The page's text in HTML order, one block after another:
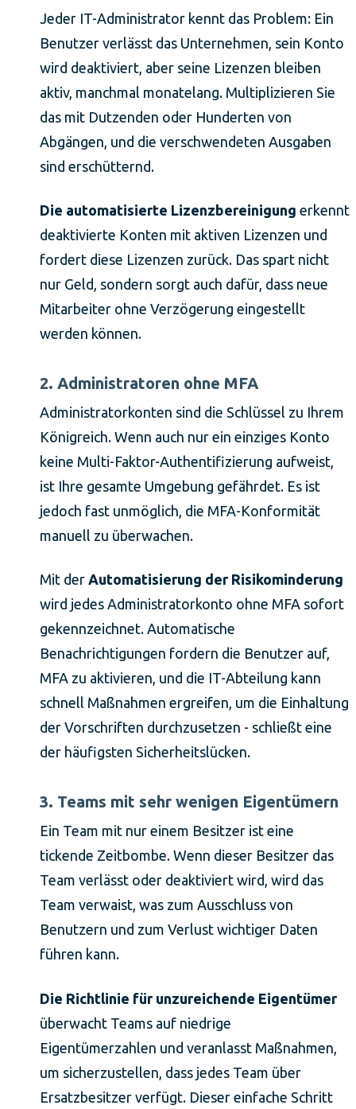
Jeder IT-Administrator kennt das Problem: Ein
Benutzer verlässt das Unternehmen, sein Konto
wird deaktiviert, aber seine Lizenzen bleiben
aktiv, manchmal monatelang. Multiplizieren Sie
das mit Dutzenden oder Hunderten von
Abgängen, und die verschwendeten Ausgaben
sind erschütternd.
Die automatisierte Lizenzbereinigung erkennt
deaktivierte Konten mit aktiven Lizenzen und
fordert diese Lizenzen zurück. Das spart nicht
nur Geld, sondern sorgt auch dafür, dass neue
Mitarbeiter ohne Verzögerung eingestellt
werden können.
2. Administratoren ohne MFA
Administratorkonten sind die Schlüssel zu Ihrem
Königreich. Wenn auch nur ein einziges Konto
keine Multi-Faktor-Authentifizierung aufweist,
ist Ihre gesamte Umgebung gefährdet. Es ist
jedoch fast unmöglich, die MFA-Konformität
manuell zu überwachen.
Mit der Automatisierung der Risikominderung
wird jedes Administratorkonto ohne MFA sofort
gekennzeichnet. Automatische
Benachrichtigungen fordern die Benutzer auf,
MFA zu aktivieren, und die IT-Abteilung kann
schnell Maßnahmen ergreifen, um die Einhaltung
der Vorschriften durchzusetzen - schließt eine
der häufigsten Sicherheitslücken.
3. Teams mit sehr wenigen Eigentümern
Ein Team mit nur einem Besitzer ist eine
tickende Zeitbombe. Wenn dieser Besitzer das
Team verlässt oder deaktiviert wird, wird das
Team verwaist, was zum Ausschluss von
Benutzern und zum Verlust wichtiger Daten
führen kann.
Die Richtlinie für unzureichende Eigentümer
überwacht Teams auf niedrige
Eigentümerzahlen und veranlasst Maßnahmen,
um sicherzustellen, dass jedes Team über
Ersatzbesitzer verfügt. Dieser einfache Schritt